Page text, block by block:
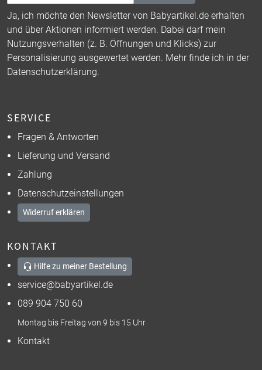
Ja, ich möchte den Newsletter von Babyartikel.de erhalten
und über Aktionen informiert werden. Dabei darf mein
Nutzungsverhalten (z. B. Öffnungen und Klicks) zur
Personalisierung ausgewertet werden. Mehr finde ich in der
Datenschutzerklärung.
SERVICE
Fragen & Antworten
Lieferung und Versand
Zahlung
Datenschutzeinstellungen
Widerruf erklären
KONTAKT
Hilfe zu meiner Bestellung
service@babyartikel.de
089 904 750 60
Montag bis Freitag von 9 bis 15 Uhr
Kontakt